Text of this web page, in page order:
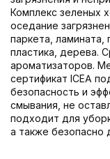
Комплекс зеленых
оседание
паркета, ламината,
пластика, дерева.
ароматизаторов.
сертификат ICEA
безопасность и
смывания, не
подходит для
а также безопасно